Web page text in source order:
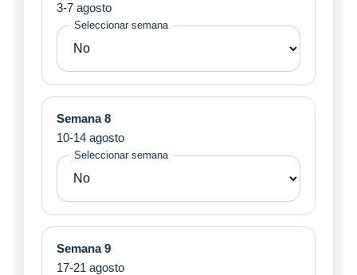
3-7 agosto
Seleccionar semana
Semana 8
10-14 agosto
Seleccionar semana
Semana 9
17-21 agosto